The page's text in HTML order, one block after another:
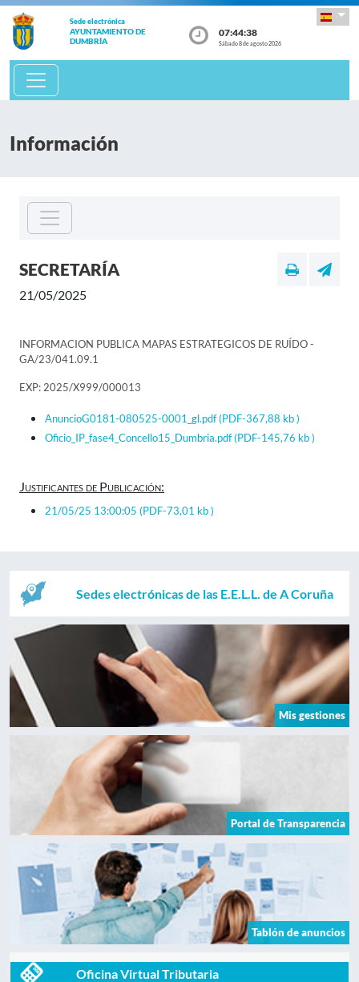
Sede electrónica
AYUNTAMIENTO DE
DUMBRÍA
07:44:38
Sábado 8 de agosto 2026
Información
SECRETARÍA
21/05/2025
INFORMACION PUBLICA MAPAS ESTRATEGICOS DE RUÍDO -
GA/23/041.09.1
EXP: 2025/X999/000013
AnuncioG0181-080525-0001_gl.pdf(PDF-367,88 kb )
Oficio_IP_fase4_Concello15_Dumbria.pdf(PDF-145,76 kb )
Justificantes de Publicación:
21/05/25 13:00:05 (PDF-73,01 kb )
Sedes electrónicas de las E.E.L.L. de A Coruña
Mis gestiones
Portal de Transparencia
Tablón de anuncios
Oficina Virtual Tributaria